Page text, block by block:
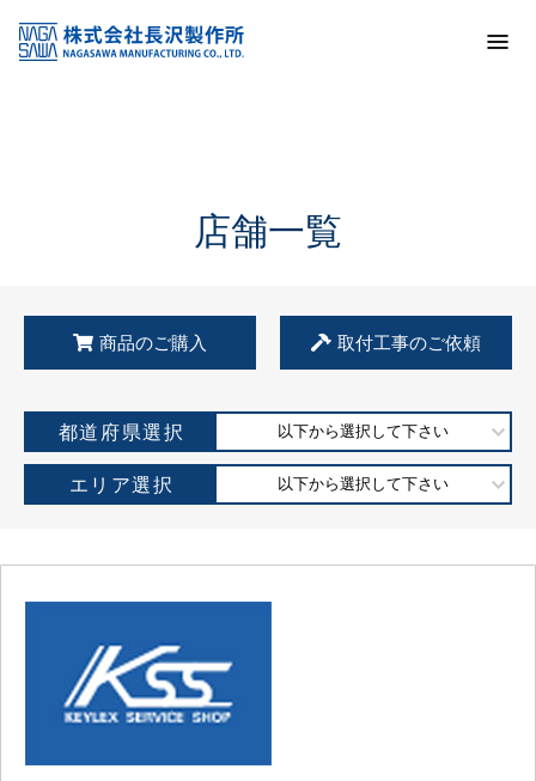
KSS加盟店・取扱店情報
店舗一覧
店舗一覧
商品のご購入 取付工事のご依頼
都道府県選択 以下から選択して下さい
エリア選択 以下から選択して下さい